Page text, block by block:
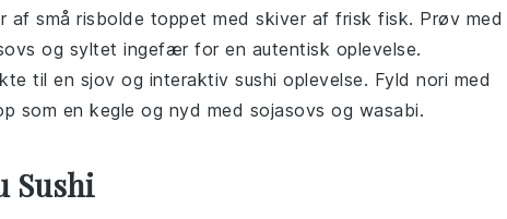
af små risbolde toppet med skiver af frisk fisk. Prøv med
og syltet ingefær for en autentisk oplevelse.
til en sjov og interaktiv sushi oplevelse. Fyld nori med
som en kegle og nyd med sojasovs og wasabi.
Sushi